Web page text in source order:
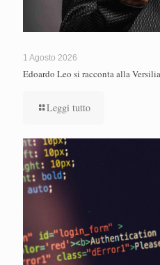
1 Agosto 2026
Edoardo Leo si racconta alla
Leggi tutto